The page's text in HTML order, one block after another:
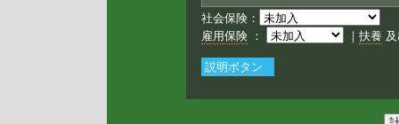
社会保険：
雇用保険 ： ｜ 扶養
説明ボタン